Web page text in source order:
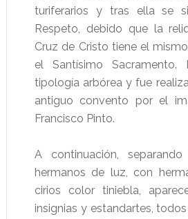
turiferarios y tras ella se
Respeto, debido que la
Cruz de Cristo tiene el
el Santísimo
tipología arbórea y fue
antiguo convento por el
Francisco Pinto.
A continuación,
hermanos de luz, con
cirios color tiniebla,
insignias y estandartes,